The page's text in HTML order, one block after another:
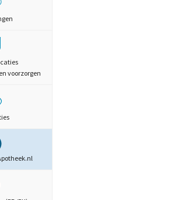
voorzorgen